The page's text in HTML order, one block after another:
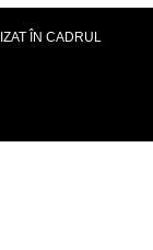
ÎN CADRUL